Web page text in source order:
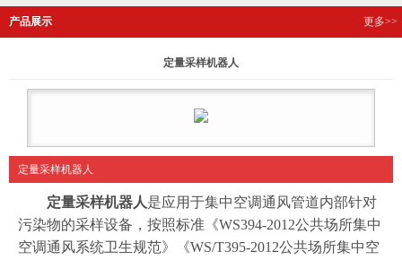
产品展示 更多>>
定量采样机器人
定量采样机器人
定量采样机器人是应用于集中空调通风管道内部针对
污染物的采样设备，按照标准《WS394-2012公共场所集中
空调通风系统卫生规范》《WS/T395-2012公共场所集中空